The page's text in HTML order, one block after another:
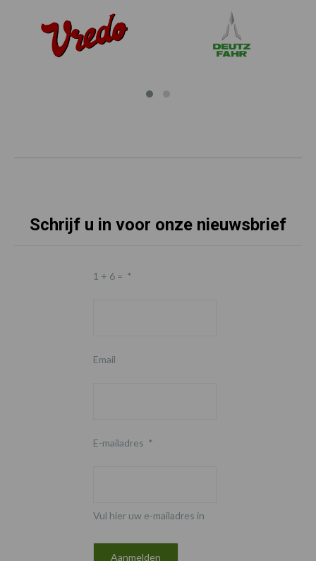
Schrijf u in voor onze nieuwsbrief
1 + 6 = *
Email
E-mailadres *
Vul hier uw e-mailadres in